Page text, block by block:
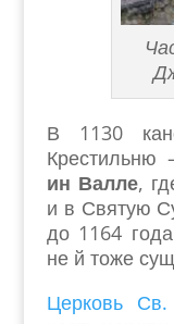
В 1130
ин Валле,
и в Святую
до 1164
не й тоже
Церковь